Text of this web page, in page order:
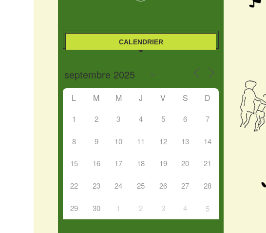
CALENDRIER
L M M J V S D
1 2 3 4 5 6 7
8 9 10 11 12 13 14
15 16 17 18 19 20 21
22 23 24 25 26 27 28
29 30 1 2 3 4 5